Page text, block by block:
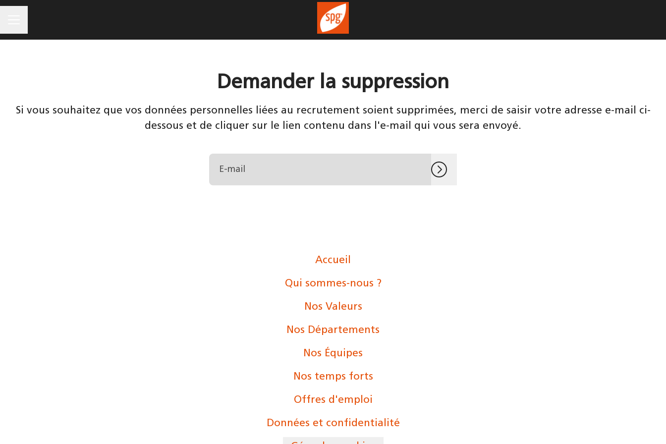
Demander la suppression
Si vous souhaitez que vos données personnelles liées au recrutement soient supprimées, merci de saisir votre adresse e-mail ci-
dessous et de cliquer sur le lien contenu dans l'e-mail qui vous sera envoyé.
Accueil
Qui sommes-nous ?
Nos Valeurs
Nos Départements
Nos Équipes
Nos temps forts
Offres d'emploi
Données et confidentialité